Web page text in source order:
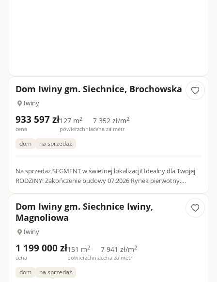
Dom Iwiny gm. Siechnice, Brochowska
Iwiny
933 597 zł
cena
127 m2
powierzchnia
7 352 zł/m2
cena za metr
dom na sprzedaż
Na sprzedaż SEGMENT w świetnej lokalizacji! Idealny dla Twojej
RODZINY! Zakończenie budowy 07.2026 Rynek pierwotny.
Dom Iwiny gm. Siechnice Iwiny,
Magnoliowa
Iwiny
1 199 000 zł
cena
151 m2
powierzchnia
7 941 zł/m2
cena za metr
dom na sprzedaż